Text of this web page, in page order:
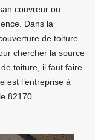
couvreur ou
Dans la
de toiture
chercher la source
toiture, il faut faire
est l’entreprise à
82170.